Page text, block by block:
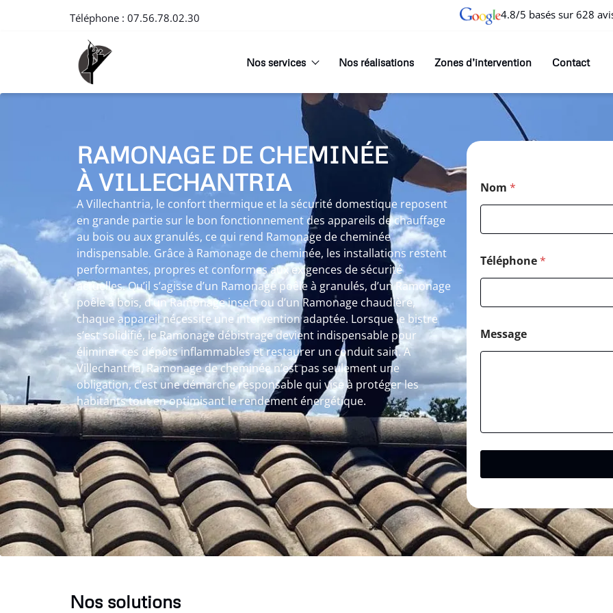
Téléphone : 07.56.78.02.30 4.8/5 basés sur 628
Nos services Nos réalisations Zones d’intervention Contact
RAMONAGE DE CHEMINÉE
À VILLECHANTRIA
A Villechantria, le confort thermique et la sécurité domestique reposent
en grande partie sur le bon fonctionnement des appareils de chauffage
au bois ou aux granulés, ce qui rend Ramonage de cheminée
indispensable. Grâce à Ramonage de cheminée, les installations restent
performantes, propres et conformes aux exigences de sécurité
actuelles. Qu’il s’agisse d’un Ramonage poêle à granulés, d’un Ramonage
poêle à bois, d’un Ramonage insert ou d’un Ramonage chaudière,
chaque appareil nécessite une intervention adaptée. Lorsque le bistre
s’est solidifié, le Ramonage débistrage devient indispensable pour
éliminer ces dépôts inflammables et restaurer un conduit sain. A
Villechantria, Ramonage de cheminée n’est pas seulement une
obligation, c’est une démarche responsable qui vise à protéger les
habitants tout en optimisant le rendement énergétique.
Nom *
Téléphone*
Message
Nos solutions